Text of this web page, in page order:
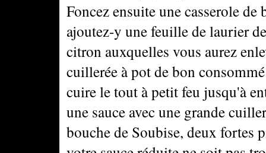
Foncez ensuite une casserole
ajoutez-y une feuille de laurier
citron auxquelles vous aurez
cuillerée à pot de bon
cuire le tout à petit feu jusqu'à
une sauce avec une grande
bouche de Soubise, deux fortes